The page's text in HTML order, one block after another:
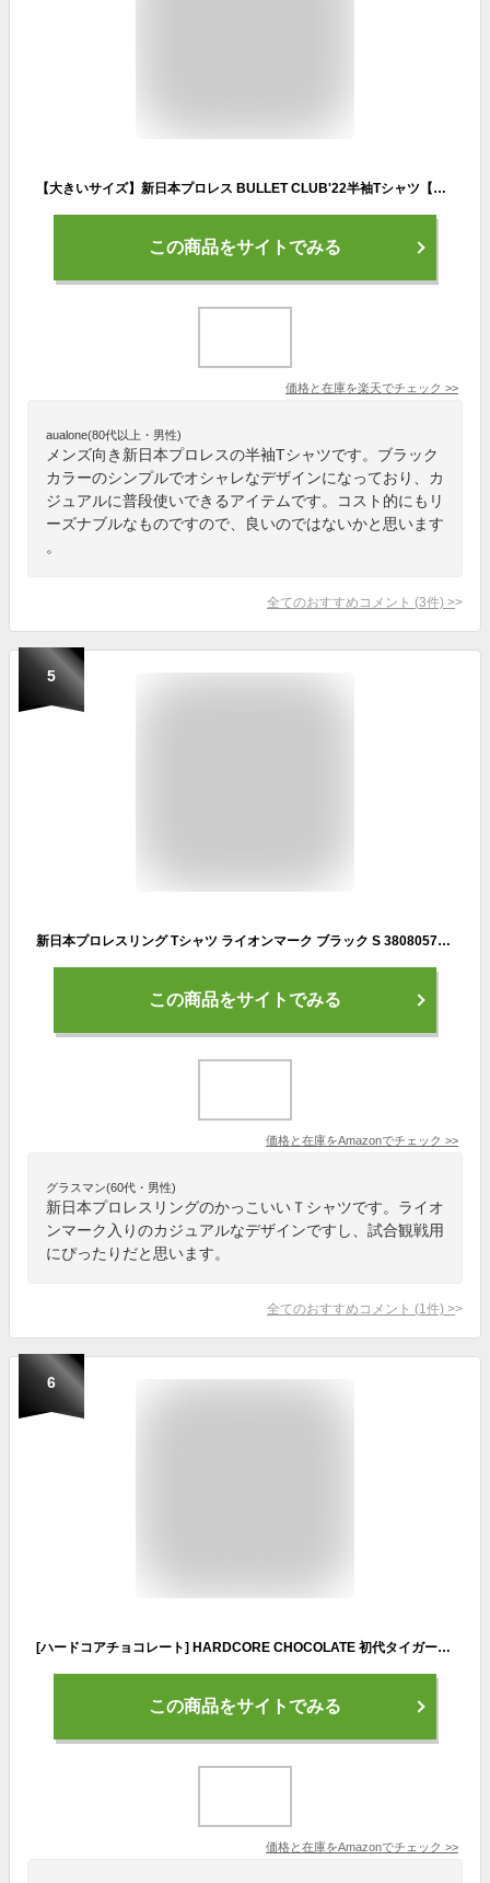
【大きいサイズ】新日本プロレス BULLET CLUB'22半袖Tシャツ【新日本プロレス(シン二ホンプロレス)】メンズ 3L/4L/5L/6L/8L ビッグサイズ
この商品をサイトでみる
価格と在庫を楽天でチェック >>
aualone(80代以上・男性)
メンズ向き新日本プロレスの半袖Tシャツです。ブラック
カラーのシンプルでオシャレなデザインになっており、カ
ジュアルに普段使いできるアイテムです。コスト的にもリ
ーズナブルなものですので、良いのではないかと思います
。
全てのおすすめコメント (3件) >
5
新日本プロレスリング Tシャツ ライオンマーク ブラック S 3808057891
この商品をサイトでみる
価格と在庫をAmazonでチェック >>
グラスマン(60代・男性)
新日本プロレスリングのかっこいいＴシャツです。ライオ
ンマーク入りのカジュアルなデザインですし、試合観戦用
にぴったりだと思います。
全てのおすすめコメント (1 件) >
6
[ハードコアチョコレート] HARDCORE CHOCOLATE 初代タイガーマスク THE BIRTH OF LEGENDS 2022 -LEVEL6限定版- (レジェンド・ゴールドラメ)(SS:TEE)(T-1921LV-BK) Tシャツ 半袖 佐山聡 プロレス XXL ブラック
この商品をサイトでみる
価格と在庫をAmazonでチェック >>